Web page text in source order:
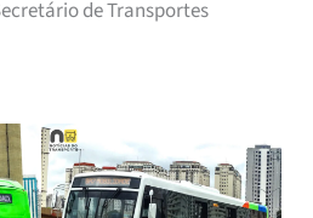
de Transportes